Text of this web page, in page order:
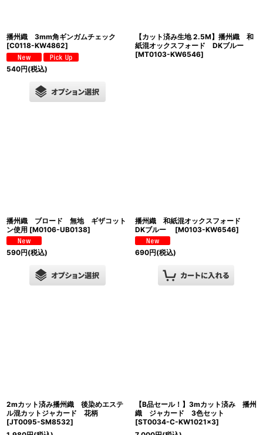
播州織 3mm角ギンガムチェック
[C0118-KW4862]
540円(税込)
【カット済み生地 2.5M】播州織 和
紙混オックスフォード DKブルー
[MT0103-KW6546]
播州織 ブロード 無地 ギザコット
ン使用 [M0106-UB0138]
590円(税込)
播州織 和紙混オックスフォード
DKブルー
[M0103-KW6546]
690円(税込)
2mカット済み播州織 後染めエステ
ル混カットジャカード 花柄
[JT0095-SM8532]
【B品セール！】3mカット済み 播州
織 ジャカード 3色セット
[ST0034-C-KW1021×3]